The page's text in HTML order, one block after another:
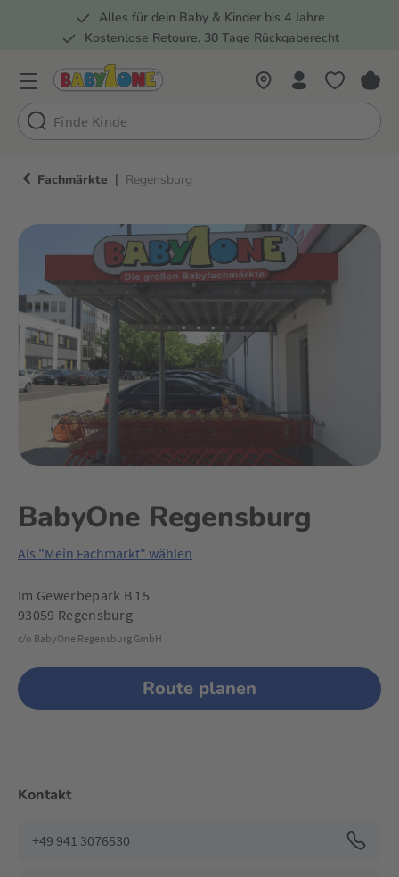
Zur Hauptnavigation springen
Alles für dein Baby & Kinder bis 4 Jahre
Kostenlose Retoure, 30 Tage Rückgaberecht
Fachmärkte | Regensburg
BabyOne Regensburg
Als "Mein Fachmarkt" wählen
Im Gewerbepark B 15
93059 Regensburg
c/o BabyOne Regensburg GmbH
Route planen
Kontakt
+49 941 3076530